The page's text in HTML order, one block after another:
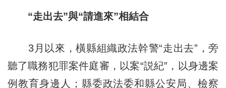
“走出去”與“請進來”相結合
3月以來，橫縣組織政法幹警“走出去”，旁
聽了職務犯罪案件庭審，以案“説紀”，以身邊案
例教育身邊人；縣委政法委和縣公安局、檢察